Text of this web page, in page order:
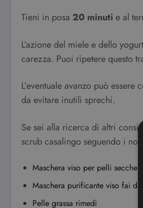
Tieni in posa 20 minuti e al
L’azione del miele e dello
carezza. Puoi ripetere questo
L’eventuale avanzo può
da evitare inutili sprechi.
Se sei alla ricerca di altri
scrub casalingo seguendo i
Maschera viso per pelli secche
Maschera purificante viso fai da
Pelle grassa rimedi